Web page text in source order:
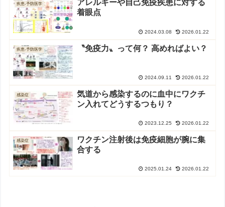
疾患-予防医学
アレルギーや自己免疫疾患に対する
着眼点
2024.03.08 2026.01.22
疾患-予防医学 〝免疫力〟って何？ 高めればよい？
2024.09.11 2026.01.22
感染症
気道から感染するのに血中にワクチ
ン入れてどうするつもり？
2023.12.25 2026.01.22
感染症
ワクチン注射後は免疫細胞が腕に集
合する
2025.01.24 2026.01.22